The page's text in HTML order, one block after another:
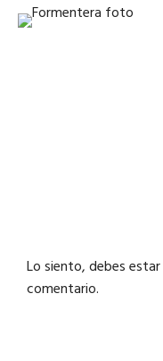
Lo siento, debes estar
comentario.